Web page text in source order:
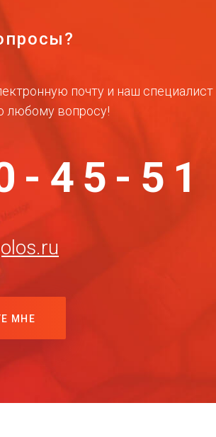
почту и наш специалист
любому вопросу!
45-51
МНЕ